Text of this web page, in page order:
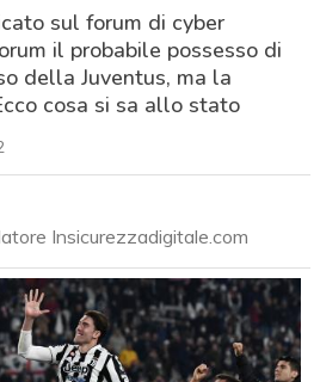
sul forum di cyber
il probabile possesso di
della Juventus, ma la
cosa si sa allo stato
Insicurezzadigitale.com